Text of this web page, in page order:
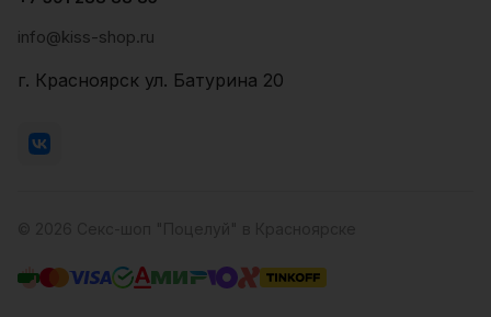
info@kiss-shop.ru
г. Красноярск ул. Батурина 20